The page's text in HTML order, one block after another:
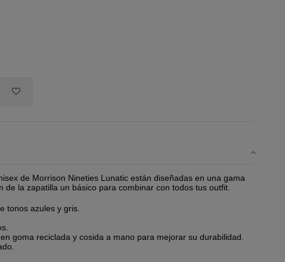
de Morrison Nineties Lunatic están diseñadas en una gama
de la zapatilla un básico para combinar con todos tus outfit.
tonos azules y gris.
goma reciclada y cosida a mano para mejorar su durabilidad.